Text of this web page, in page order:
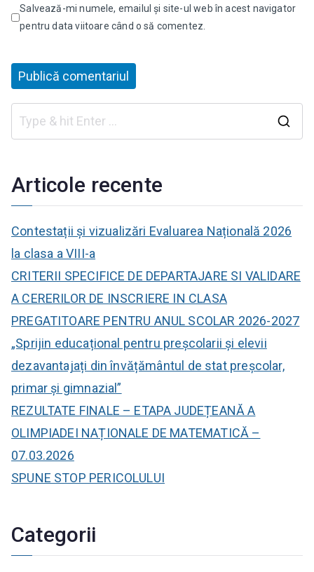
Salvează-mi numele, emailul și site-ul web în acest navigator
pentru data viitoare când o să comentez.
Articole recente
Contestații și vizualizări Evaluarea Națională 2026
la clasa a VIII-a
CRITERII SPECIFICE DE DEPARTAJARE SI VALIDARE
A CERERILOR DE INSCRIERE IN CLASA
PREGATITOARE PENTRU ANUL SCOLAR 2026-2027
„Sprijin educațional pentru preșcolarii și elevii
dezavantajați din învățământul de stat preșcolar,
primar și gimnazial”
REZULTATE FINALE – ETAPA JUDEȚEANĂ A
OLIMPIADEI NAȚIONALE DE MATEMATICĂ –
07.03.2026
SPUNE STOP PERICOLULUI
Categorii